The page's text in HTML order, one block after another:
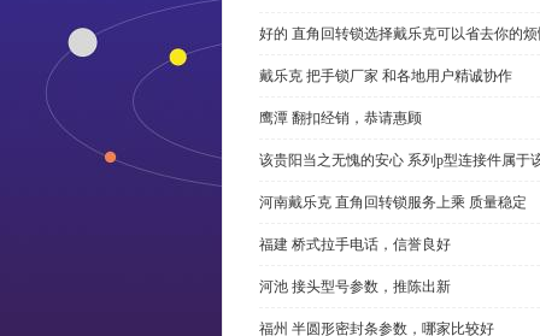
好的 直角回转锁选择戴乐克可以省去你的
戴乐克 把手锁厂家 和各地用户精诚协作
鹰潭 翻扣经销，恭请惠顾
该贵阳当之无愧的安心 系列p型连接件属于
河南戴乐克 直角回转锁服务上乘 质量稳定
福建 桥式拉手电话，信誉良好
河池 接头型号参数，推陈出新
福州 半圆形密封条参数，哪家比较好